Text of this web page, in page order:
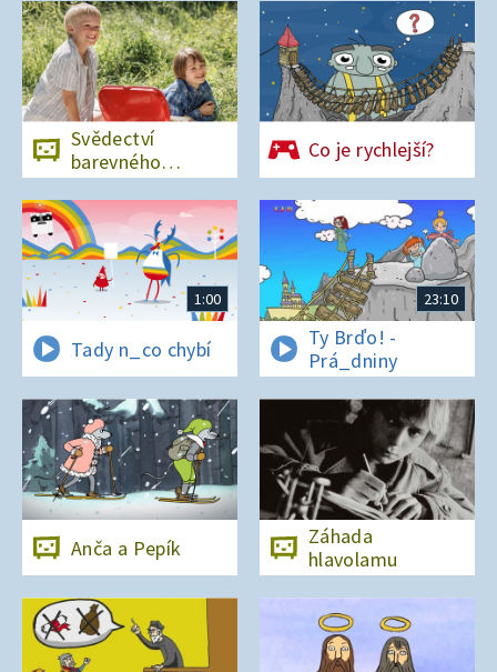
Svědectví
barevného
ostrova
Co je rychlejší?
1:00
Tady n_co chybí
23:10
Ty Brďo! -
Prá_dniny
Anča a Pepík
Záhada
hlavolamu